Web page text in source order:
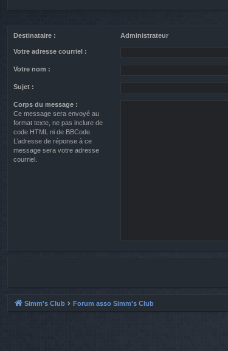
Destinataire : Administrateur
Votre adresse courriel :
Votre nom :
Sujet :
Corps du message :
Ce message sera envoyé au
format texte, ne pas inclure de
code HTML ni de BBCode.
L’adresse de réponse à ce
message sera votre adresse
courriel.
Simm's Club Forum asso Simm's Club